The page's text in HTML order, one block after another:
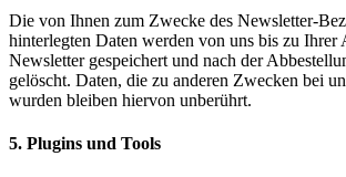
Die von Ihnen zum Zwecke des Newsletter-
hinterlegten Daten werden von uns bis zu Ihrer
Newsletter gespeichert und nach der
gelöscht. Daten, die zu anderen Zwecken bei
wurden bleiben hiervon unberührt.
5. Plugins und Tools